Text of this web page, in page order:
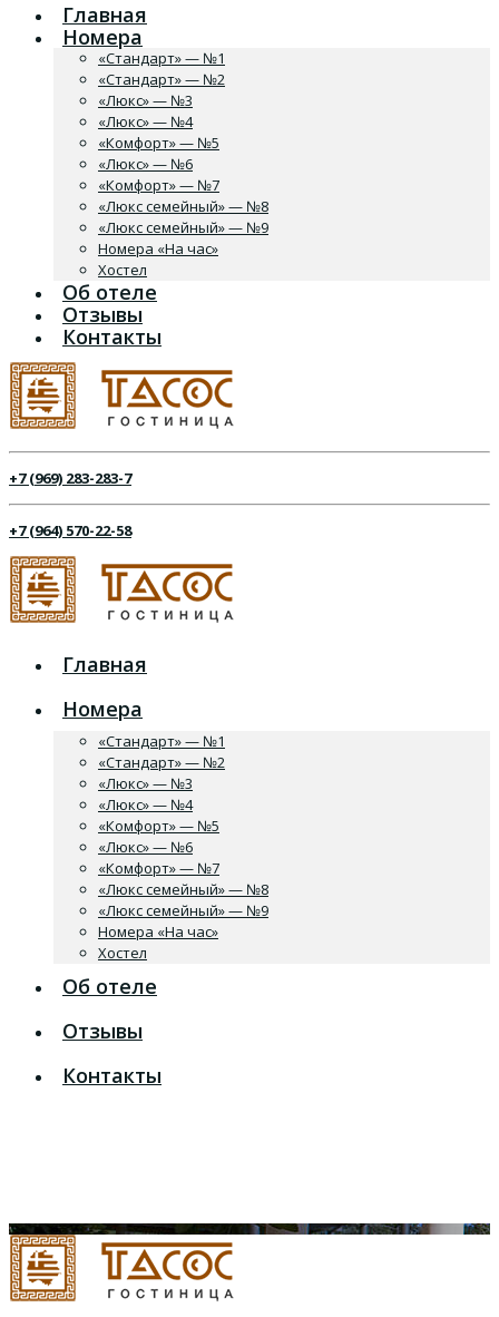
Главная
Номера
«Стандарт» — №1
«Стандарт» — №2
«Люкс» — №3
«Люкс» — №4
«Комфорт» — №5
«Люкс» — №6
«Комфорт» — №7
«Люкс семейный» — №8
«Люкс семейный» — №9
Номера «На час»
Хостел
Об отеле
Отзывы
Контакты
+7 (969) 283-283-7
+7 (964) 570-22-58
Главная
Номера
«Стандарт» — №1
«Стандарт» — №2
«Люкс» — №3
«Люкс» — №4
«Комфорт» — №5
«Люкс» — №6
«Комфорт» — №7
«Люкс семейный» — №8
«Люкс семейный» — №9
Номера «На час»
Хостел
Об отеле
Отзывы
Контакты